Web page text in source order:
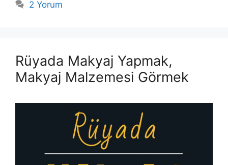
2 Yorum
Rüyada Makyaj Yapmak,
Makyaj Malzemesi Görmek